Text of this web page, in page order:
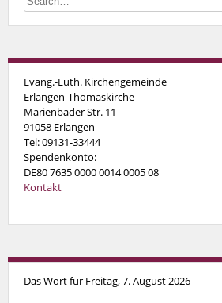
Evang.-Luth. Kirchengemeinde
Erlangen-Thomaskirche
Marienbader Str. 11
91058 Erlangen
Tel: 09131-33444
Spendenkonto:
DE80 7635 0000 0014 0005 08
Kontakt
Das Wort für Freitag, 7. August 2026